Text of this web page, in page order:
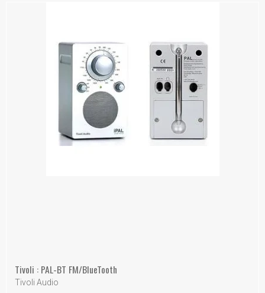
Tivoli : PAL-BT FM/BlueTooth
Tivoli Audio